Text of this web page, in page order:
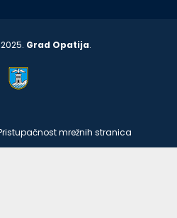
Grad Opatija.
mrežnih stranica